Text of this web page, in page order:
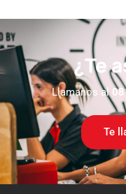
¿Te
Llamanos al
Te